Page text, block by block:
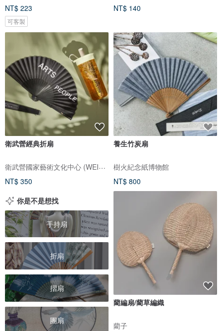
NT$ 223
可客製
NT$ 140
衛武營經典折扇
衛武營國家藝術文化中心 (WEIWUYING GIFT SHOP)
NT$ 350
養生竹炭扇
樹火紀念紙博物館
NT$ 800
你是不是想找
手持扇
折扇
摺扇
團扇
藺編扇/藺草編織
藺子